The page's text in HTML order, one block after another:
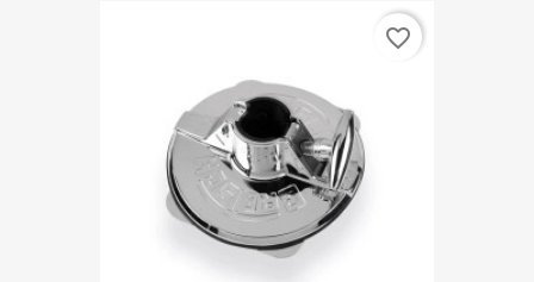
favorite_border